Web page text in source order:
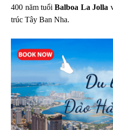
400 năm tuổiBalboa La Jolla
trúc Tây Ban Nha.